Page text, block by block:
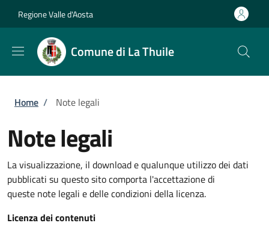
Regione Valle d'Aosta
Comune di La Thuile
Briciole di pane
Home / Note legali
Note legali
La visualizzazione, il download e qualunque utilizzo dei dati
pubblicati su questo sito comporta l'accettazione di
queste note legali e delle condizioni della licenza.
Licenza dei contenuti